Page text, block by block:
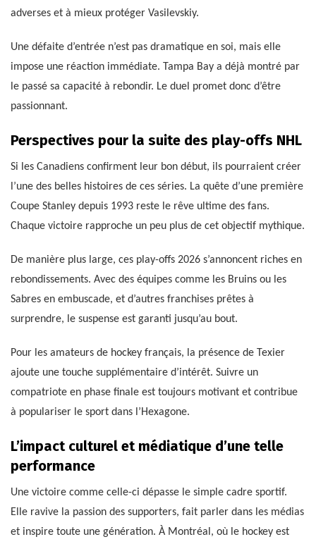
adverses et à mieux protéger Vasilevskiy.
Une défaite d’entrée n’est pas dramatique en soi, mais elle
impose une réaction immédiate. Tampa Bay a déjà montré par
le passé sa capacité à rebondir. Le duel promet donc d’être
passionnant.
Perspectives pour la suite des play-offs NHL
Si les Canadiens confirment leur bon début, ils pourraient créer
l’une des belles histoires de ces séries. La quête d’une première
Coupe Stanley depuis 1993 reste le rêve ultime des fans.
Chaque victoire rapproche un peu plus de cet objectif mythique.
De manière plus large, ces play-offs 2026 s’annoncent riches en
rebondissements. Avec des équipes comme les Bruins ou les
Sabres en embuscade, et d’autres franchises prêtes à
surprendre, le suspense est garanti jusqu’au bout.
Pour les amateurs de hockey français, la présence de Texier
ajoute une touche supplémentaire d’intérêt. Suivre un
compatriote en phase finale est toujours motivant et contribue
à populariser le sport dans l’Hexagone.
L’impact culturel et médiatique d’une telle
performance
Une victoire comme celle-ci dépasse le simple cadre sportif.
Elle ravive la passion des supporters, fait parler dans les médias
et inspire toute une génération. À Montréal, où le hockey est